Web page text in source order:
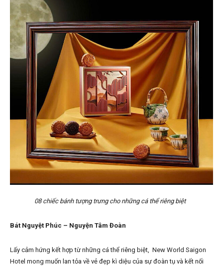
08 chiếc bánh tượng trưng cho những cá thể riêng biệt
Bát Nguyệt Phúc – Nguyện Tâm Đoàn
Lấy cảm hứng kết hợp từ những cá thể riêng biệt, New World Saigon
Hotel mong muốn lan tỏa về vẻ đẹp kì diệu của sự đoàn tụ và kết nối